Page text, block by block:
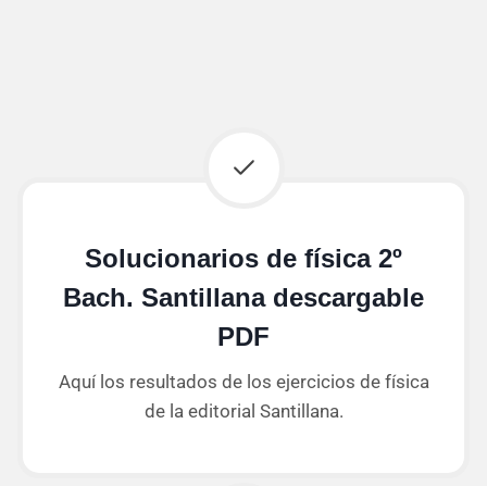
Solucionarios de física 2º
Bach. Santillana descargable
PDF
Aquí los resultados de los ejercicios de física
de la editorial Santillana.